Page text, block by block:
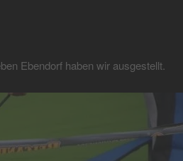
Ebendorf haben wir ausgestellt.